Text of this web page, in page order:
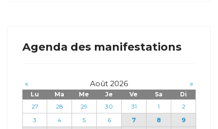
Agenda des manifestations
« Août 2026 »
Lu Ma Me Je Ve Sa
Di
27
28 29 30 31 1
2
3
4 5 6 7 8
9